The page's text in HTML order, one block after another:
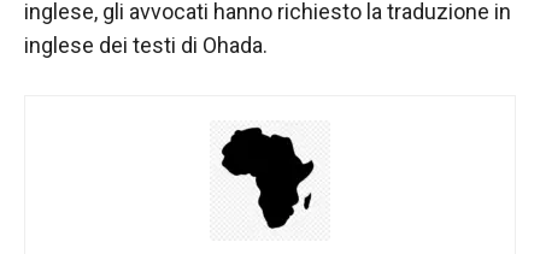
inglese, gli avvocati hanno richiesto la traduzione in
inglese dei testi di Ohada.